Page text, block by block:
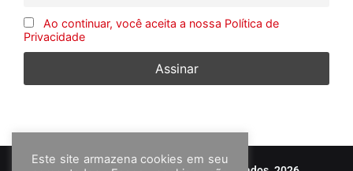
Ao continuar, você aceita a nossa Política de
Privacidade
Este site armazena cookies em seu